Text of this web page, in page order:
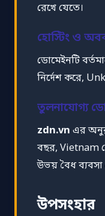
রেখে যেতে।
হোস্টিং ও
ডোমেইনটি
নির্দেশ করে,
তুলনাযোগ্য
zdn.vn এর
বছর, Vietnam
উভয় বৈধ ব্যবসা
উপসংহার